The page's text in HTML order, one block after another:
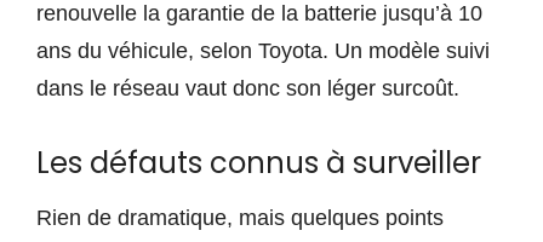
renouvelle la garantie de la batterie jusqu’à 10
ans du véhicule, selon Toyota. Un modèle suivi
dans le réseau vaut donc son léger surcoût.
Les défauts connus à surveiller
Rien de dramatique, mais quelques points